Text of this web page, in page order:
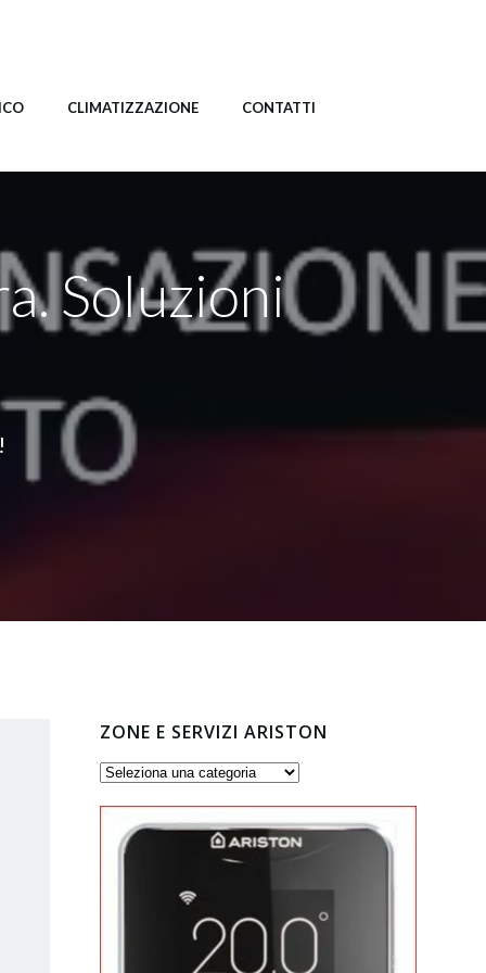
CLIMATIZZAZIONE CONTATTI
Soluzioni
ZONE E SERVIZI ARISTON
Zone
servizi
Ariston